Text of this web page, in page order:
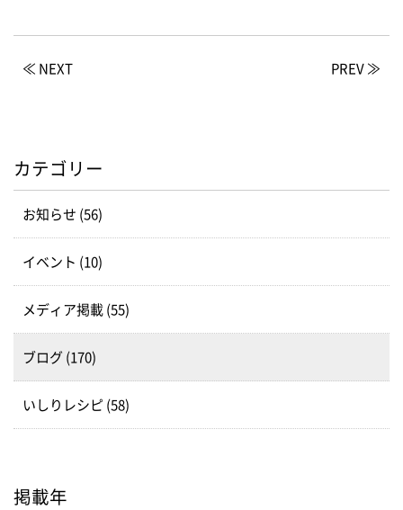
≪ NEXT PREV ≫
カテゴリー
お知らせ (56)
イベント (10)
メディア掲載 (55)
ブログ (170)
いしりレシピ (58)
掲載年